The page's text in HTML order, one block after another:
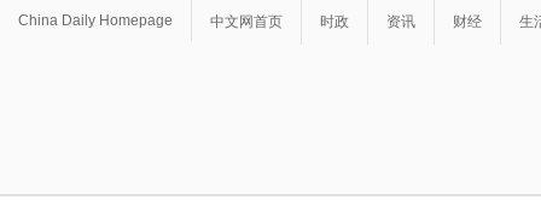
China Daily Homepage 中文网首页 时政 资讯 财经 生